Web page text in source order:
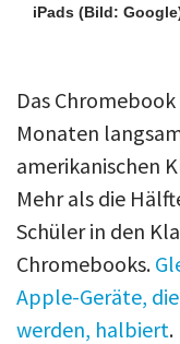
iPads (Bild:
Das
Monaten
amerikanischen
Mehr als die
Schüler in den
Chromebooks.
Apple-Geräte,
werden, halbiert.